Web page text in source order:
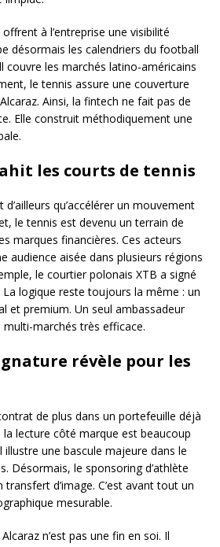
à l’entreprise une visibilité
désormais les calendriers du football
couvre les marchés latino-américains
le tennis assure une couverture
Ainsi, la fintech ne fait pas de
Elle construit méthodiquement une
les courts de tennis
qu’accélérer un mouvement
le tennis est devenu un terrain de
marques financières. Ces acteurs
audience aisée dans plusieurs régions
le courtier polonais XTB a signé
La logique reste toujours la même : un
et premium. Un seul ambassadeur
marchés très efficace.
révèle pour les
de plus dans un portefeuille déjà
la lecture côté marque est beaucoup
illustre une bascule majeure dans le
Désormais, le sponsoring d’athlète
transfert d’image. C’est avant tout un
mesurable.
n’est pas une fin en soi. Il